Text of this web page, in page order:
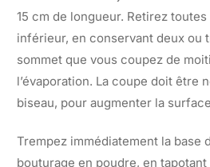
15 cm de longueur. Retirez
inférieur, en conservant deux ou
sommet que vous coupez de
l’évaporation. La coupe doit être
biseau, pour augmenter la
Trempez immédiatement la base
bouturage en poudre, en